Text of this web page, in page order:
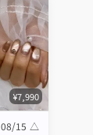
¥7,990
08/15 △